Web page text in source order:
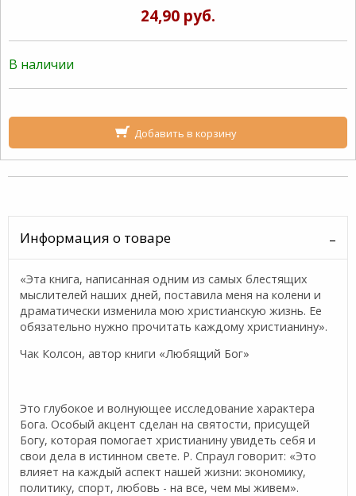
24,90 руб.
В наличии
Добавить в корзину
Информация о товаре
«Эта книга, написанная одним из самых блестящих
мыслителей наших дней, поставила меня на колени и
драматически изменила мою христианскую жизнь. Ее
обязательно нужно прочитать каждому христианину».
Чак Колсон, автор книги «Любящий Бог»
Это глубокое и волнующее исследование характера
Бога. Особый акцент сделан на святости, присущей
Богу, которая помогает христианину увидеть себя и
свои дела в истинном свете. Р. Спраул говорит: «Это
влияет на каждый аспект нашей жизни: экономику,
политику, спорт, любовь - на все, чем мы живем».